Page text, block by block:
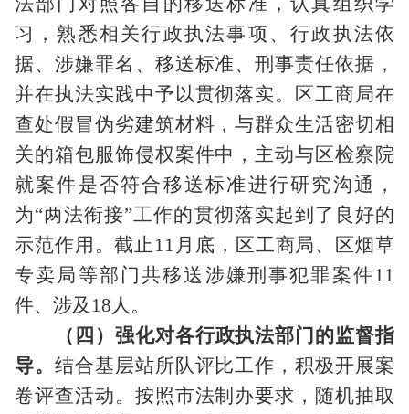
习，熟悉相关行政执法事项、行政执法依
据、涉嫌罪名、移送标准、刑事责任依据，
并在执法实践中予以贯彻落实。区工商局在
查处假冒伪劣建筑材料，与群众生活密切相
关的箱包服饰侵权案件中，主动与区检察院
就案件是否符合移送标准进行研究沟通，
为“两法衔接”工作的贯彻落实起到了良好的
示范作用。截止11 月底，区工商局、区烟草
专卖局等部门共移送涉嫌刑事犯罪案件11
件、涉及 18人。
（四）强化对各行政执法部门的监督指
导。 结合基层站所队评比工作，积极开展案
卷评查活动。按照市法制办要求，随机抽取